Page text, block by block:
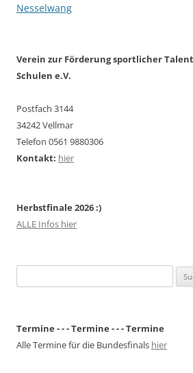
Nesselwang
Verein zur Förderung sportlicher
Schulen e.V.
Postfach 3144
34242 Vellmar
Telefon 0561 9880306
Kontakt: hier
Herbstfinale 2026 :)
ALLE Infos hier
nach:
Termine - - - Termine - - - Termine
Alle Termine für die Bundesfinals hier